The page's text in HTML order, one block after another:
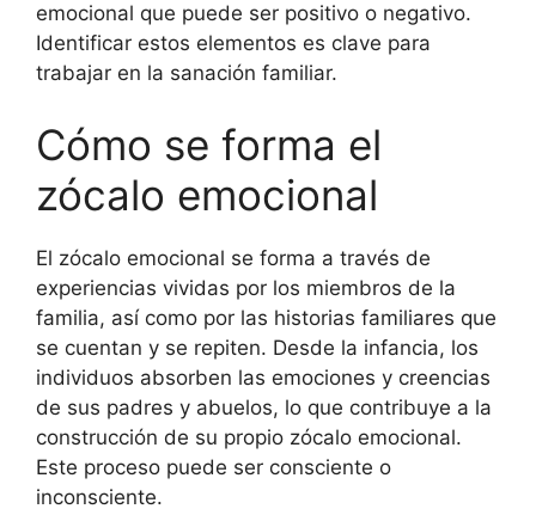
emocional que puede ser positivo o negativo.
Identificar estos elementos es clave para
trabajar en la sanación familiar.
Cómo se forma el
zócalo emocional
El zócalo emocional se forma a través de
experiencias vividas por los miembros de la
familia, así como por las historias familiares que
se cuentan y se repiten. Desde la infancia, los
individuos absorben las emociones y creencias
de sus padres y abuelos, lo que contribuye a la
construcción de su propio zócalo emocional.
Este proceso puede ser consciente o
inconsciente.